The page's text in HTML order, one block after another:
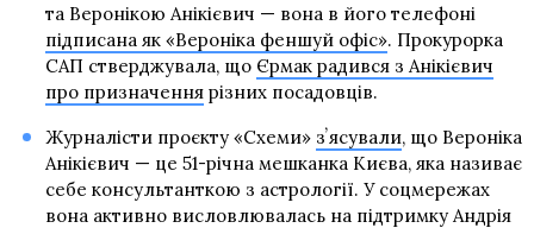
та Веронікою Анікієвич — вона в його телефоні
підписана як «Вероніка феншуй офіс». Прокурорка
САП стверджувала, що Єрмак радився з Анікієвич
про призначеннярізних посадовців.
Журналісти проєкту «Схеми» зʼясували, що Вероніка
Анікієвич — це 51-річна мешканка Києва, яка називає
себе консультанткою з астрології. У соцмережах
вона активно висловлювалась на підтримку Андрія